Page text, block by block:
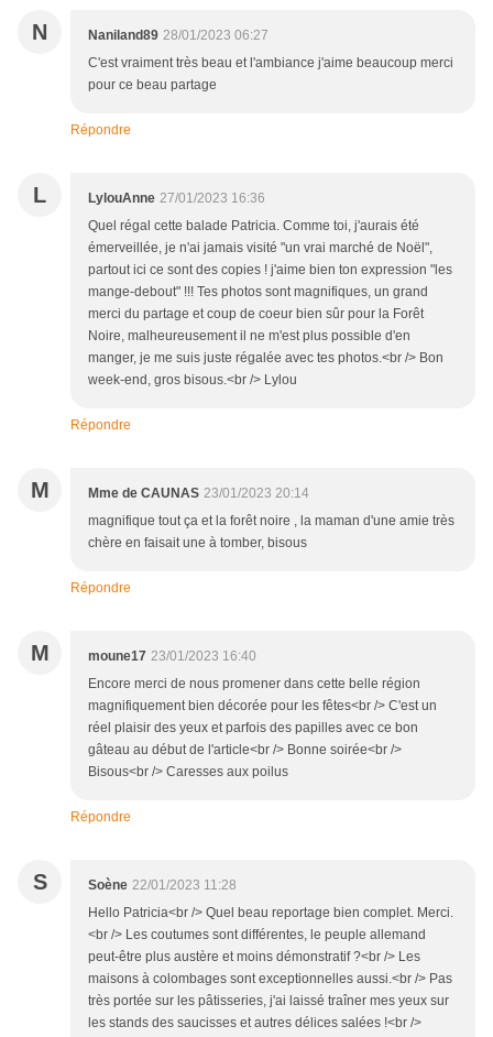
N Naniland89 28/01/2023 06:27
C'est vraiment très beau et l'ambiance j'aime beaucoup merci
pour ce beau partage
Répondre
L LylouAnne 27/01/2023 16:36
Quel régal cette balade Patricia. Comme toi, j'aurais été
émerveillée, je n'ai jamais visité "un vrai marché de Noël",
partout ici ce sont des copies ! j'aime bien ton expression "les
mange-debout" !!! Tes photos sont magnifiques, un grand
merci du partage et coup de coeur bien sûr pour la Forêt
Noire, malheureusement il ne m'est plus possible d'en
manger, je me suis juste régalée avec tes photos.<br /> Bon
week-end, gros bisous.<br /> Lylou
Répondre
M Mme de CAUNAS 23/01/2023 20:14
magnifique tout ça et la forêt noire , la maman d'une amie très
chère en faisait une à tomber, bisous
Répondre
M moune17 23/01/2023 16:40
Encore merci de nous promener dans cette belle région
magnifiquement bien décorée pour les fêtes<br /> C'est un
réel plaisir des yeux et parfois des papilles avec ce bon
gâteau au début de l'article<br /> Bonne soirée<br />
Bisous<br /> Caresses aux poilus
Répondre
S Soène 22/01/2023 11:28
Hello Patricia<br /> Quel beau reportage bien complet. Merci.
<br /> Les coutumes sont différentes, le peuple allemand
peut-être plus austère et moins démonstratif ?<br /> Les
maisons à colombages sont exceptionnelles aussi.<br /> Pas
très portée sur les pâtisseries, j'ai laissé traîner mes yeux sur
les stands des saucisses et autres délices salées !<br />